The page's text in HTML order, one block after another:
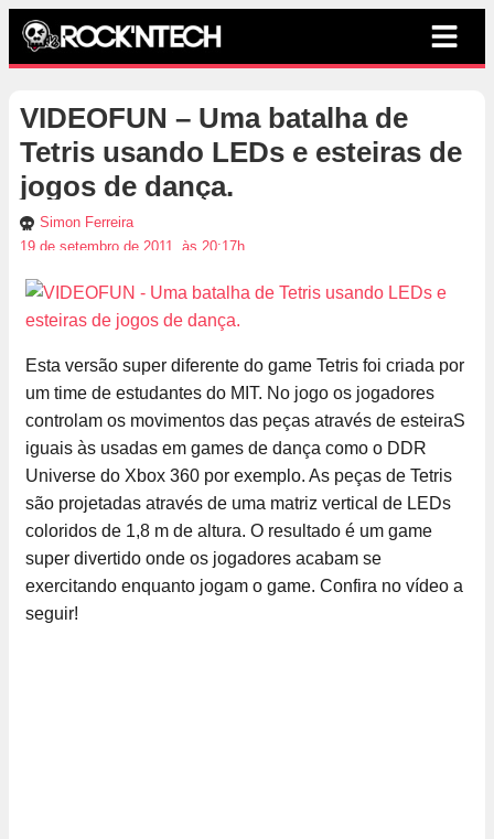
VIDEOFUN – Uma batalha de
Tetris usando LEDs e esteiras de
jogos de dança.
Simon Ferreira
19 de setembro de 2011, às 20:17h
Esta versão super diferente do game Tetris foi criada por
um time de estudantes do MIT. No jogo os jogadores
controlam os movimentos das peças através de esteiraS
iguais às usadas em games de dança como o DDR
Universe do Xbox 360 por exemplo. As peças de Tetris
são projetadas através de uma matriz vertical de LEDs
coloridos de 1,8 m de altura. O resultado é um game
super divertido onde os jogadores acabam se
exercitando enquanto jogam o game. Confira no vídeo a
seguir!